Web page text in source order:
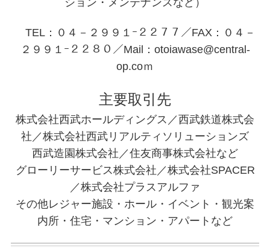
ション・メンテナンスなど）
TEL：０４－２９９１ｰ２２７７／FAX：０４－
２９９１ｰ２２８０／Mail：otoiawase@central-
op.coｍ
主要取引先
株式会社西武ホールディングス／西武鉄道株式会
社／株式会社西武リアルティソリューションズ
西武造園株式会社／住友商事株式会社など
グローリーサービス株式会社／株式会社SPACER
／株式会社プラスアルファ
その他レジャー施設・ホール・イベント・観光案
内所・住宅・マンション・アパートなど